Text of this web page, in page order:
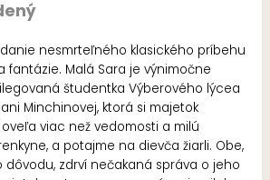
nesmrteľného klasického príbehu
fantázie. Malá Sara je výnimočne
študentka Výberového lýcea
Minchinovej, ktorá si majetok
viac než vedomosti a milú
a potajme na dievča žiarli. Obe,
dôvodu, zdrví nečakaná správa o jeho